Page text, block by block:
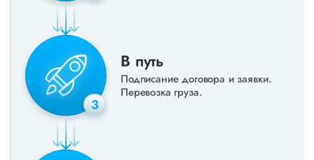
3
В путь
Подписание договора и заявки.
Перевозка груза.